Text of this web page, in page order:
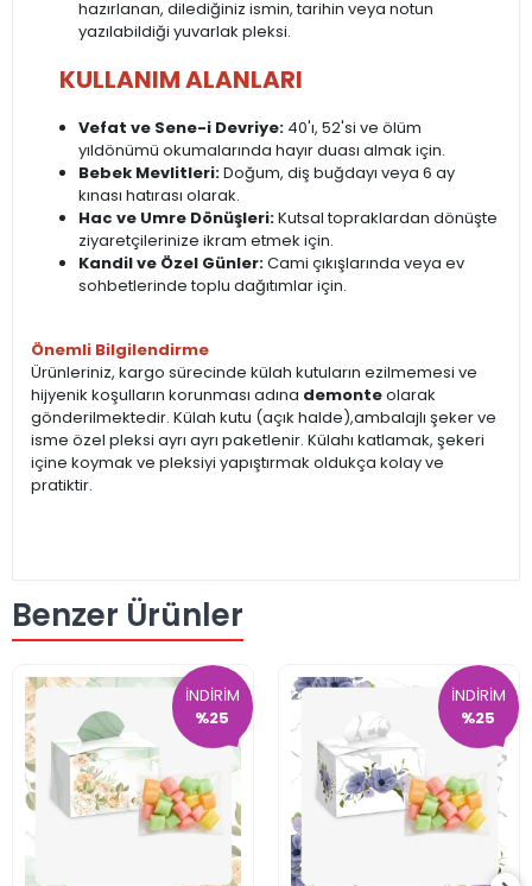
hazırlanan, dilediğiniz ismin, tarihin veya notun
yazılabildiği yuvarlak pleksi.
KULLANIM ALANLARI
Vefat ve Sene-i Devriye: 40'ı, 52'si ve ölüm
yıldönümü okumalarında hayır duası almak için.
Bebek Mevlitleri:Doğum, diş buğdayı veya 6 ay
kınası hatırası olarak.
Hac ve Umre Dönüşleri:Kutsal topraklardan dönüşte
ziyaretçilerinize ikram etmek için.
Kandil ve Özel Günler:Cami çıkışlarında veya ev
sohbetlerinde toplu dağıtımlar için.
Önemli Bilgilendirme
Ürünleriniz, kargo sürecinde külah kutuların ezilmemesi ve
hijyenik koşulların korunması adına demonteolarak
gönderilmektedir. Külah kutu (açık halde),ambalajlı şeker ve
isme özel pleksi ayrı ayrı paketlenir. Külahı katlamak, şekeri
içine koymak ve pleksiyi yapıştırmak oldukça kolay ve
pratiktir.
Benzer Ürünler
İNDİRİM
%25
İNDİRİM
%25